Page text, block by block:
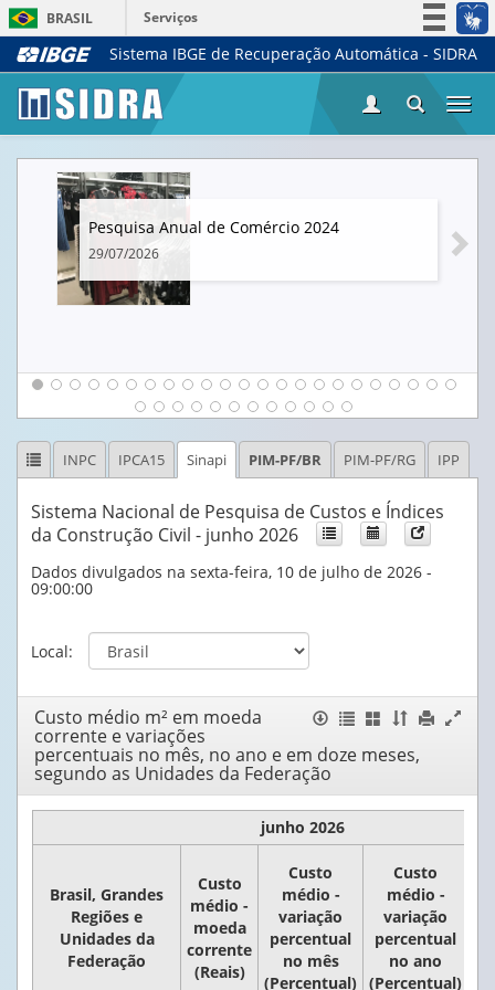
BRASIL
Serviços
Simplifique!
Acesso à informação
Sistema IBGE de Recuperação Automática - SIDRA
Pesquisa Anual de Comércio 2024
29/07/2026
INPC IPCA15 Sinapi PIM-PF/BR PIM-PF/RG IPP
Sistema Nacional de Pesquisa de Custos e Índices
da Construção Civil - junho 2026
Dados divulgados na sexta-feira, 10 de julho de 2026 -
09:00:00
Local:
Janela
Exportar
ListarMostrar
Esconder
Ordenar
colunas
Imprimir
Custo médio m² em moeda
corrente e variações
percentuais no mês, no ano e em doze meses,
segundo as Unidades da Federação
junho 2026
Brasil, Grandes
Regiões e
Unidades da
Federação
Custo
médio -
moeda
corrente
(Reais)
Custo
médio -
variação
percentual
no mês
(Percentual)
Custo
médio -
variação
percentual
no ano
(Percentual)